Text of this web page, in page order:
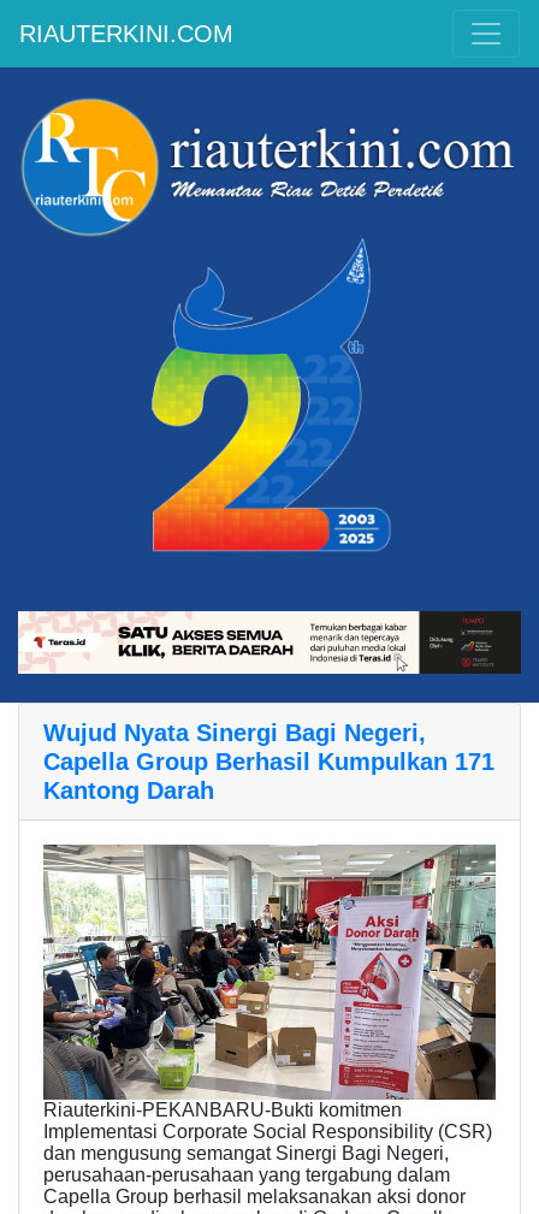
RIAUTERKINI.COM
Wujud Nyata Sinergi Bagi Negeri,
Capella Group Berhasil Kumpulkan 171
Kantong Darah
Riauterkini-PEKANBARU-Bukti komitmen
Implementasi Corporate Social Responsibility (CSR)
dan mengusung semangat Sinergi Bagi Negeri,
perusahaan-perusahaan yang tergabung dalam
Capella Group berhasil melaksanakan aksi donor